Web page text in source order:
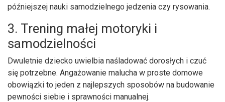
późniejszej nauki samodzielnego jedzenia czy rysowania.
3. Trening małej motoryki i
samodzielności
Dwuletnie dziecko uwielbia naśladować dorosłych i czuć
się potrzebne. Angażowanie malucha w proste domowe
obowiązki to jeden z najlepszych sposobów na budowanie
pewności siebie i sprawności manualnej.